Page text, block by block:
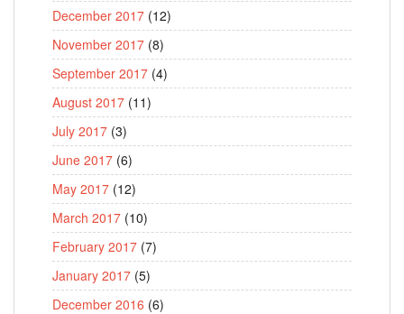
December 2017 (12)
November 2017 (8)
September 2017 (4)
August 2017 (11)
July 2017 (3)
June 2017 (6)
May 2017 (12)
March 2017 (10)
February 2017 (7)
January 2017 (5)
December 2016 (6)